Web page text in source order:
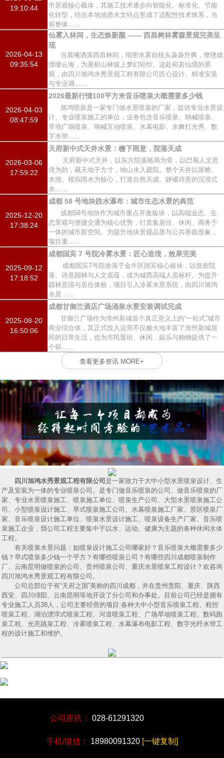
19:10:44
市景观核心载体，其施工技术逐步向智能化、标准化、节能
化转型，结合本地地质水文特点形成了适配性技术体系，当
前整体……
2026-04-13
09:35:54
仙雾入林间，生态焕新颜 —— 西昌树林雾森景观完美呈
现
当晨曦洒落西昌林间，细密水雾自枝头袅袅升腾，缭绕成
缥缈云海，为葱郁山林披上梦幻轻纱。这处宛若仙境的景
观，由四川旭鸿水秀景观工程有限公司匠心设计、精准安装
与专业调……
2026-04-03
08:47:59
2026最新行情100平方米音乐喷泉大概需要多少钱
旭鸿喷泉是一家专门做水景喷泉的厂家，提供专业水景设
计、专业喷泉施工的单位，业务包含音乐喷泉、呐喊喷泉、
旱地广场喷泉、呐喊互动喷泉、水幕电影、水舞灯光秀、数
字水帘……
2026-03-06
17:59:22
天府新中式天井水景：檐下雨意，院落天成
天府新中式天井，以东方院落格局为骨，以巴蜀人文意
境为韵，藏天地于方寸，纳山水入庭院。整个天井以屋檐、
水池、模拟雨水为核心，打造自然天成、静谧诗意的沉浸式
水……
2025-12-20
17:38:24
成都 58 号地块跌水瀑布：城市生态水景的典范
成都58号地块作为城市重点开发板块，以高端业态、生
态景观与便捷交通为核心优势，打造集居住、休闲、商务于
一体的城市新空间。为提升地块景观品质与公共界面形象，
项目重……
2025-09-12
17:18:52
成都国宾 7 号院冷雾水景：匠心造境，效果完美
成都国宾7号院坐落于金牛区国宾核心板块，以低密院
落、诗意园林与人文底蕴，成为城西高端人居标杆。为提升
园林意境与居住体验，项目引入冷雾水景系统，由四川旭鸿
水景……
2025-08-20
16:50:06
成都甘御兰酒店广场涌泉水景安装调试完成
甘御兰广场作为淮州新城首个真正意义上的“一站式”城市
商业综合体，其正式投入运营不仅极大地丰富了淮州新城居
民的日常生活，也为市民逛街、休闲、娱乐与购物提供了一
个崭……
查看更多资讯 MORE+
四川旭鸿水秀景观工程有限公司 是一家致力于大中小型水景喷泉设计、生
产及安装为一体的专业喷泉公司。是专门做音乐喷泉的公司、做音乐喷泉的厂
家、专业水景喷泉施工、喷泉施工单位、喷泉生产公司、大型水景喷泉施工公
司、小型喷泉设计施工、旱式喷泉施工公司、水幕喷泉施工厂家、景区喷泉厂
家、音乐喷泉设计施工单位、喷泉水景设计施工、喷泉设备生产厂家、音乐喷
泉施工企业，我公司工程主要集中于以水、运动、健康为主题的各种休闲水体
工程。
有关喷泉水景问题：如喷泉设计施工公司哪家好？音乐喷泉大概需要多少
钱？旱式喷泉多少钱一个平方？有哪些喷泉公司？有哪些四川成都喷泉制作
厂、云南昆明做喷泉的公司、贵州喷泉公司、重庆水景喷泉工程设计？欢咨询
四川旭鸿水秀景观工程有限公司。
公司总部位于有“天府之国”美称的四川成都，并在贵州贵阳、重庆、陕西
西安、四川绵阳、云南昆明等地开设了分公司和办事处。目前公司已经是拥有
专业施工人员38人，公司主要经营的项目:各种大中小型音乐喷泉工程、程控
喷泉工程、湖泊漂浮式喷泉工程、河道喷泉工程、广场旱地喷泉工程、数码跑
泉工程、光亮跳泉工程、冷雾喷泉工程、水幕瀑布电影工程、数字光纤水帘工
程的设计施工和维护。
公司座机： 028-61291320
手机/微信： 18980091320 [一键复制]